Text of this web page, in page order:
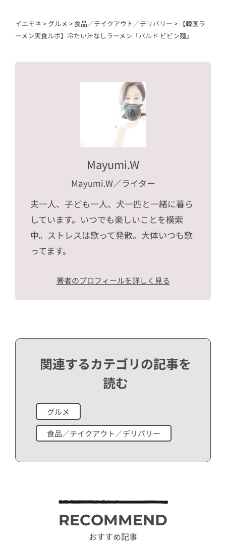
イエモネ > グルメ >食品／テイクアウト／デリバリー > 【韓国ラ
ーメン実食ルポ】冷たい汁なしラーメン「パルド ビビン麺」
Mayumi.W
Mayumi.W／ライター
夫一人、子ども一人、犬一匹と一緒に暮ら
しています。いつでも楽しいことを模索
中。ストレスは歌って発散。大体いつも歌
ってます。
著者のプロフィールを詳しく見る
関連するカテゴリの記事を
読む
グルメ
食品／テイクアウト／デリバリー
RECOMMEND
おすすめ記事